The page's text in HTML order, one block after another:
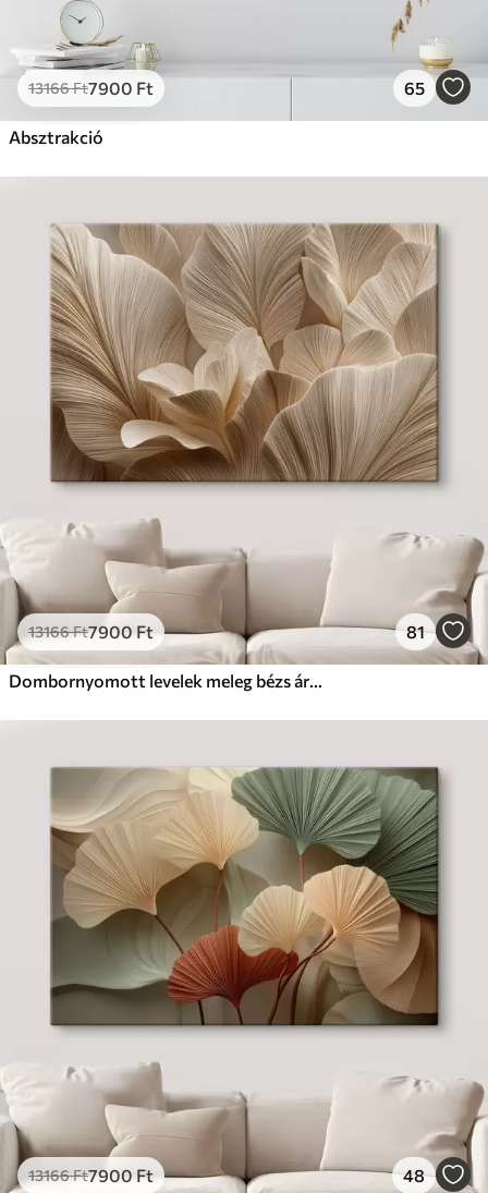
13166Ft7900 Ft 65
Absztrakció
13166Ft7900 Ft 81
Dombornyomott levelek meleg bézs árnyalatokban
13166Ft7900Ft 48